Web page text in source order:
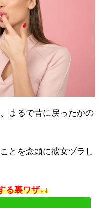
まるで昔に戻ったかの
とを念頭に彼女ヅラし
る裏ワザ↓↓